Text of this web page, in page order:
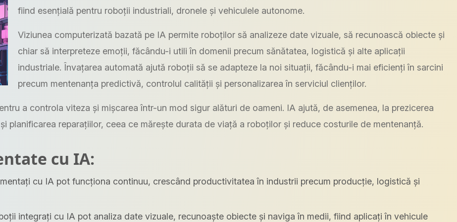
fiind esențială pentru roboții industriali, dronele și vehiculele autonome.
Viziunea computerizată bazată pe IA permite roboților să analizeze date vizuale, să recunoască obiecte și
chiar să interpreteze emoții, făcându-i utili în domenii precum sănătatea, logistică și alte aplicații
industriale. Învațarea automată ajută roboții să se adapteze la noi situații, făcându-i mai eficienți în sarcini
precum mentenanța predictivă, controlul calității și personalizarea în serviciul clienților.
a controla viteza și mișcarea într-un mod sigur alături de oameni. IA ajută, de asemenea, la prezicerea
planificarea reparațiilor, ceea ce mărește durata de viață a roboților și reduce costurile de mentenanță.
cu IA:
cu IA pot funcționa continuu, crescând productivitatea în industrii precum producție, logistică și
integrați cu IA pot analiza date vizuale, recunoaște obiecte și naviga în medii, fiind aplicați în vehicule